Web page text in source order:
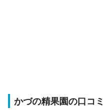
かづの精果園の口コミ